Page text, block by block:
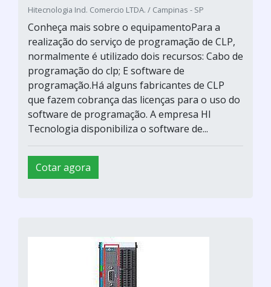
Hitecnologia Ind. Comercio LTDA. / Campinas - SP
Conheça mais sobre o equipamentoPara a
realização do serviço de programação de CLP,
normalmente é utilizado dois recursos: Cabo de
programação do clp; E software de
programação.Há alguns fabricantes de CLP
que fazem cobrança das licenças para o uso do
software de programação. A empresa HI
Tecnologia disponibiliza o software de...
Cotar agora